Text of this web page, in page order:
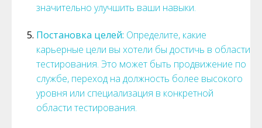
значительно улучшить ваши навыки.
Постановка целей: Определите, какие
карьерные цели вы хотели бы достичь в области
тестирования. Это может быть продвижение по
службе, переход на должность более высокого
уровня или специализация в конкретной
области тестирования.